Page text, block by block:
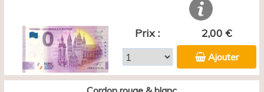
Prix : 2,00 €
Ajouter